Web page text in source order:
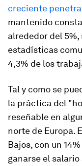
creciente
mantenido
alrededor del
estadísticas
4,3% de los
Tal y como se
la práctica del
reseñable en
norte de Europa.
Bajos, con un
ganarse el